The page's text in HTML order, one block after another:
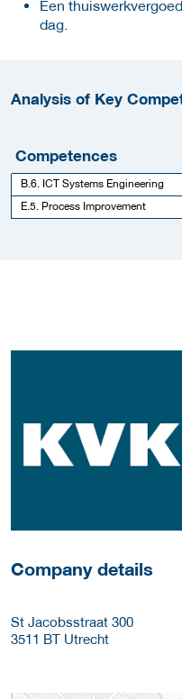
Een
dag.
Analysis of Key
Competences
B.6. ICT Systems Engineering
E.5. Process Improvement
More Employer Details
Company details
St Jacobsstraat 300
3511 BT Utrecht